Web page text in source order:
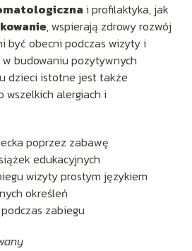
i profilaktyka, jak
, wspierają zdrowy rozwój
być obecni podczas wizyty i
budowaniu pozytywnych
dzieci istotne jest także
alergiach i
poprzez zabawę
edukacyjnych
wizyty prostym językiem
określeń
zabiegu